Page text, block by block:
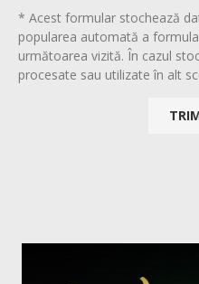
* Acest formular stochează
popularea automată a
următoarea vizită. În cazul
procesate sau utilizate în alt